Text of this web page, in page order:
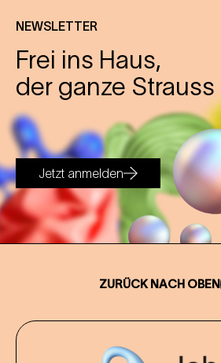
NEWSLETTER
Frei ins Haus,
der ganze Strauss
Jetzt anmelden
ZURÜCK NACH OBEN